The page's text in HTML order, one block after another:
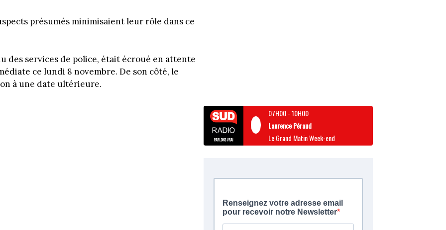
présumés minimisaient leur rôle dans ce
des services de police, était écroué en attente
ce lundi 8 novembre. De son côté, le
à une date ultérieure.
07H00-10H00
Laurence Péraud
Le Grand Matin Week-end